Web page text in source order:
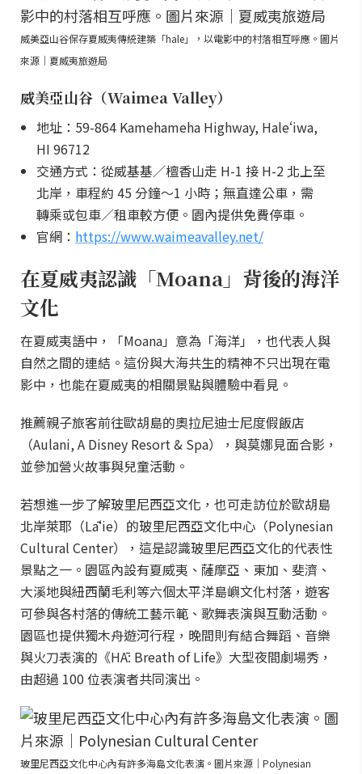
威美亞山谷保存夏威夷傳統建築「hale」，以電影中的村落相互呼應。圖片
來源｜夏威夷旅遊局
威美亞山谷（Waimea Valley）
地址：59-864 Kamehameha Highway, Haleʻiwa,
HI 96712
交通方式：從威基基／檀香山走 H-1 接 H-2 北上至
北岸，車程約 45 分鐘～1 小時；無直達公車，需
轉乘或包車／租車較方便。園內提供免費停車。
官網： https://www.waimeavalley.net/
在夏威夷認識「Moana」背後的海洋
文化
在夏威夷語中，「Moana」意為「海洋」，也代表人與
自然之間的連結。這份與大海共生的精神不只出現在電
影中，也能在夏威夷的相關景點與體驗中看見。
推薦親子旅客前往歐胡島的奧拉尼迪士尼度假飯店
（Aulani, A Disney Resort & Spa），與莫娜見面合影，
並參加營火故事與兒童活動。
若想進一步了解玻里尼西亞文化，也可走訪位於歐胡島
北岸萊耶（Lāʻie）的玻里尼西亞文化中心（Polynesian
Cultural Center），這是認識玻里尼西亞文化的代表性
景點之一。園區內設有夏威夷、薩摩亞、東加、斐濟、
大溪地與紐西蘭毛利等六個太平洋島嶼文化村落，遊客
可參與各村落的傳統工藝示範、歌舞表演與互動活動。
園區也提供獨木舟遊河行程，晚間則有結合舞蹈、音樂
與火刀表演的《HĀ: Breath of Life》大型夜間劇場秀，
由超過 100 位表演者共同演出。
玻里尼西亞文化中心內有許多海島文化表演。圖片來源｜Polynesian